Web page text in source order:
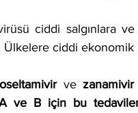
ciddi salgınlara
Ülkelere ciddi
oseltamivir ve zanamivir